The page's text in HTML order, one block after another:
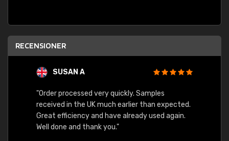
RECENSIONER
SUSAN A
"Order processed very quickly. Samples
received in the UK much earlier than expected.
Great efficiency and have already used again.
Well done and thank you."